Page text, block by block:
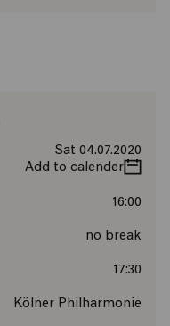
Sat 04.07.2020
Add to calender
16:00
no break
17:30
Kölner Philharmonie